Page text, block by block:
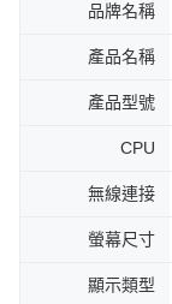
品牌名稱
產品名稱
產品型號
CPU
無線連接
螢幕尺寸
顯示類型